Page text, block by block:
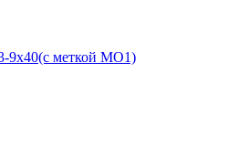
9x40(с меткой МО1)